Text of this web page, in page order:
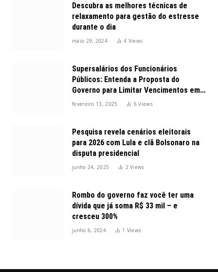
Descubra as melhores técnicas de
relaxamento para gestão do estresse
durante o dia
maio 29, 2024 4 Views
Supersalários dos Funcionários
Públicos: Entenda a Proposta do
Governo para Limitar Vencimentos em
2025
fevereiro 13, 2025 6Views
Pesquisa revela cenários eleitorais
para 2026 com Lula e clã Bolsonaro na
disputa presidencial
junho 24, 2025 2Views
Rombo do governo faz você ter uma
dívida que já soma R$ 33 mil – e
cresceu 300%
junho 6, 2024 1 Views